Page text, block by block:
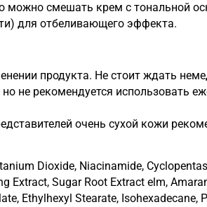
смешать крем с тональной
для отбеливающего эффекта.
продукта. Не стоит ждать
не рекомендуется использовать
очень сухой кожи
Dioxide, Niacinamide,
Extract, Sugar Root Extract elm,
Ethylhexyl Stearate,